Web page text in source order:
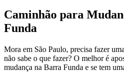
Caminhão para
Funda
Mora em São Paulo, precisa fazer
não sabe o que fazer? O melhor é
mudança na Barra Funda e se tem